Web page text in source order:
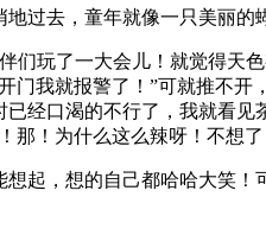
去，童年就像一只美丽的
玩了一大会儿！就觉得天
门我就报警了！”可就推不
经口渴的不行了，我就看
！为什么这么辣呀！不想
，想的自己都哈哈大笑！